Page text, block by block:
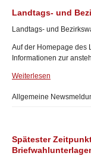
Landtags- und
Landtags- und
Auf der Homepage des
Informationen zur
Weiterlesen
Allgemeine
Spätester